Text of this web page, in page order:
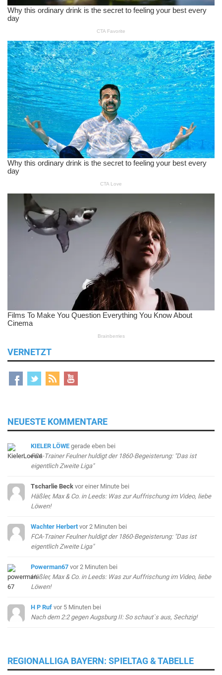
VERNETZT
NEUESTE KOMMENTARE
KIELER LÖWE gerade eben bei
FCA-Trainer Feulner huldigt der 1860-Begeisterung: "Das ist
eigentlich Zweite Liga"
Tscharlie Beck vor einer Minute bei
Häßler, Max & Co. in Leeds: Was zur Auffrischung im Video, liebe
Löwen!
Wachter Herbert vor 2 Minuten bei
FCA-Trainer Feulner huldigt der 1860-Begeisterung: "Das ist
eigentlich Zweite Liga"
Powerman67 vor 2 Minuten bei
Häßler, Max & Co. in Leeds: Was zur Auffrischung im Video, liebe
Löwen!
H P Ruf vor 5 Minuten bei
Nach dem 2:2 gegen Augsburg II: So schaut`s aus, Sechzig!
REGIONALLIGA BAYERN: SPIELTAG & TABELLE